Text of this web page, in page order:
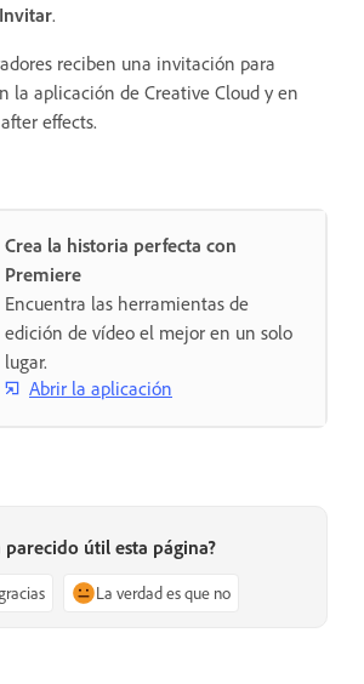
Invitar.
reciben una invitación para
la aplicación de Creative Cloud y en
effects.
Crea la historia perfecta con
Premiere
Encuentra las herramientas de
edición de vídeo el mejor en un solo
lugar.
Abrir la aplicación
parecido útil esta página?
La verdad es que no